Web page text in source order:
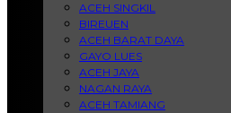
ACEH SINGKIL
BIREUEN
ACEH BARAT DAYA
GAYO LUES
ACEH JAYA
NAGAN RAYA
ACEH TAMIANG